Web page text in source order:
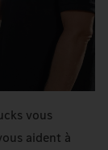
vous
aident à